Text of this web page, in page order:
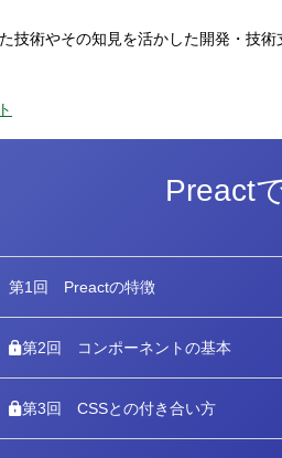
技術やその知見を活かした開発・技術
Preact
第1回 Preactの特徴
第2回 コンポーネントの基本
第3回 CSSとの付き合い方